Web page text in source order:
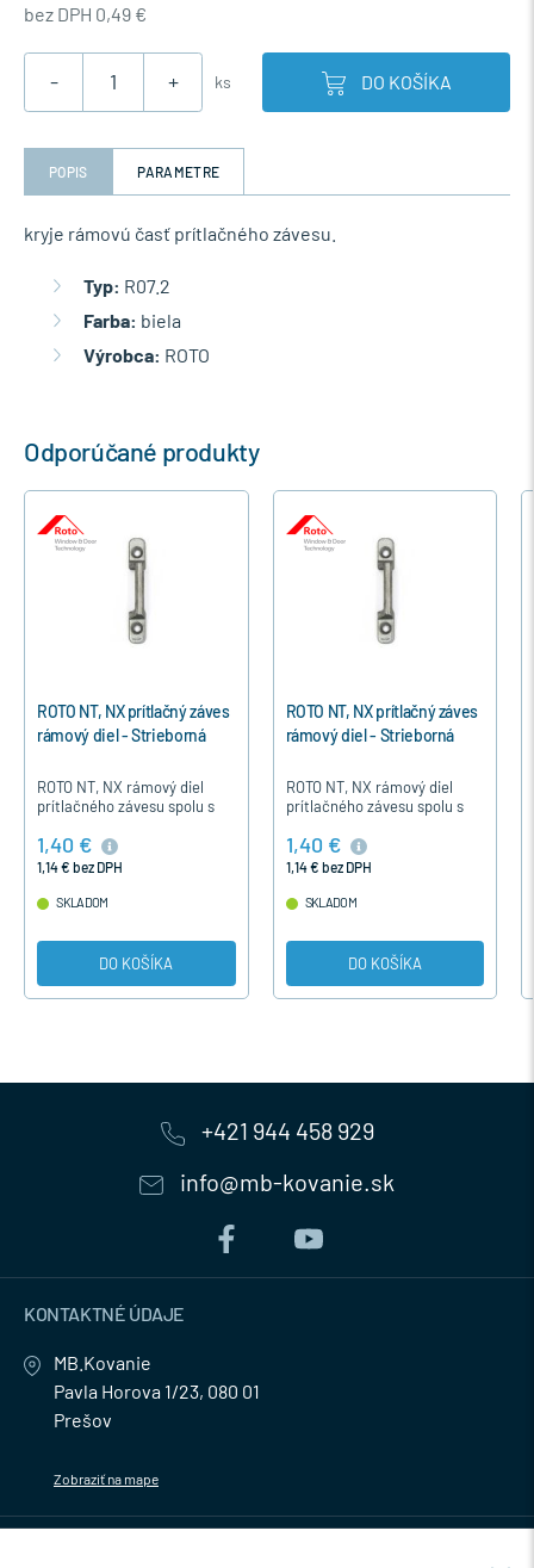
bez DPH 0,49 €
- + ks DO KOŠÍKA
POPIS PARAMETRE
kryje rámovú časť prítlačného závesu.
Typ: R07.2
Farba: biela
Výrobca: ROTO
Odporúčané produkty
ROTO NT, NX prítlačný záves
rámový diel - Strieborná
ROTO NT, NX rámový diel
prítlačného závesu spolu s
zabezpečuje pritlačenie
krídla k rámu a tým aj
1,40 €
1,14 € bez DPH
SKLADOM
DO KOŠÍKA
ROTO NT, NX prítlačný záves
rámový diel - Strieborná
ROTO NT, NX rámový diel
prítlačného závesu spolu s
zabezpečuje pritlačenie
krídla k rámu a tým aj
1,40 €
1,14 € bez DPH
SKLADOM
DO KOŠÍKA
+421 944 458 929
info@mb-kovanie.sk
KONTAKTNÉ ÚDAJE
MB.Kovanie
Pavla Horova 1/23, 080 01
Prešov
Zobraziť na mape